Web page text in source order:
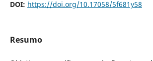
DOI: https://doi.org/10.17058/5f681y58
Resumo